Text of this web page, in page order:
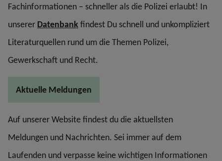
Fachinformationen – schneller als die Polizei erlaubt! In
unserer Datenbankfindest Du schnell und unkompliziert
Literaturquellen rund um die Themen Polizei,
Gewerkschaft und Recht.
Aktuelle Meldungen
Auf unserer Website findest du die aktuellsten
Meldungen und Nachrichten. Sei immer auf dem
Laufenden und verpasse keine wichtigen Informationen